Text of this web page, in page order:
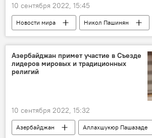
10 сентября 2022, 15:45
Новости мира
Никол Пашинян
Госдеп США
советник
Ереван
Армения
Регион
безопасность
Азербайджан примет участие в Съезде
лидеров мировых и традиционных
религий
10 сентября 2022, 15:32
Азербайджан
Аллахшукюр Пашазаде